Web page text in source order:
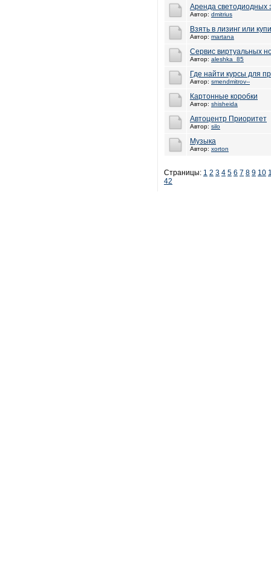
Аренда светодиодных
Автор: dmitrius
Взять в лизинг или
Автор: martana
Сервис виртуальных
Автор: aleshka_85
Где найти курсы для
Автор: smendmitrov--
Картонные коробки
Автор: shisheida
Автоцентр Приоритет
Автор: silo
Музыка
Автор: xorton
Страницы: 1 2 3 4 5 6 7 8 9 10
42